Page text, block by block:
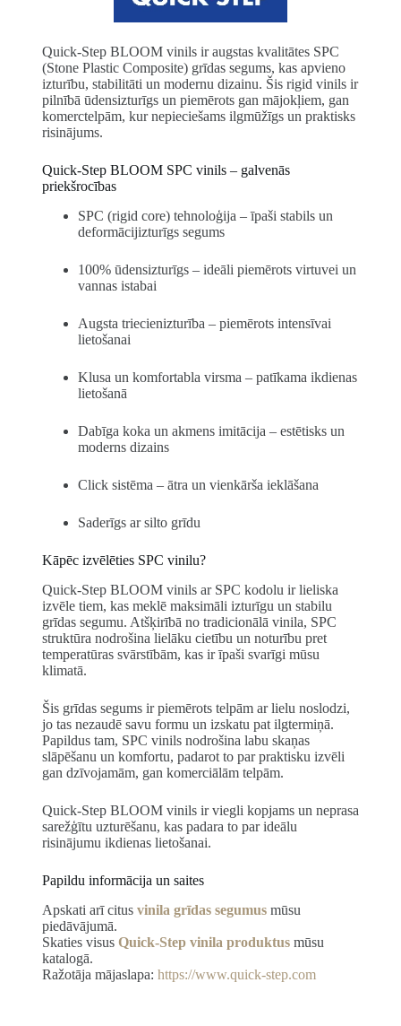
Quick-Step BLOOM vinils ir augstas kvalitātes SPC
(Stone Plastic Composite) grīdas segums, kas apvieno
izturību, stabilitāti un modernu dizainu. Šis rigid vinils ir
pilnībā ūdensizturīgs un piemērots gan mājokļiem, gan
komerctelpām, kur nepieciešams ilgmūžīgs un praktisks
risinājums.
Quick-Step BLOOM SPC vinils – galvenās
priekšrocības
SPC (rigid core) tehnoloģija – īpaši stabils un
deformācijizturīgs segums
100% ūdensizturīgs – ideāli piemērots virtuvei un
vannas istabai
Augsta triecienizturība – piemērots intensīvai
lietošanai
Klusa un komfortabla virsma – patīkama ikdienas
lietošanā
Dabīga koka un akmens imitācija – estētisks un
moderns dizains
Click sistēma – ātra un vienkārša ieklāšana
Saderīgs ar silto grīdu
Kāpēc izvēlēties SPC vinilu?
Quick-Step BLOOM vinils ar SPC kodolu ir lieliska
izvēle tiem, kas meklē maksimāli izturīgu un stabilu
grīdas segumu. Atšķirībā no tradicionālā vinila, SPC
struktūra nodrošina lielāku cietību un noturību pret
temperatūras svārstībām, kas ir īpaši svarīgi mūsu
klimatā.
Šis grīdas segums ir piemērots telpām ar lielu noslodzi,
jo tas nezaudē savu formu un izskatu pat ilgtermiņā.
Papildus tam, SPC vinils nodrošina labu skaņas
slāpēšanu un komfortu, padarot to par praktisku izvēli
gan dzīvojamām, gan komerciālām telpām.
Quick-Step BLOOM vinils ir viegli kopjams un neprasa
sarežģītu uzturēšanu, kas padara to par ideālu
risinājumu ikdienas lietošanai.
Papildu informācija un saites
Apskati arī citus vinila grīdas segumusmūsu
piedāvājumā.
Skaties visus Quick-Step vinila produktusmūsu
katalogā.
Ražotāja mājaslapa: https://www.quick-step.com